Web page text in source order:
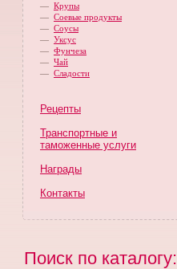
— Крупы
— Соевые продукты
— Соусы
— Уксус
— Фунчеза
— Чай
— Сладости
Рецепты
Транспортные и
таможенные услуги
Награды
Контакты
Поиск по каталогу: